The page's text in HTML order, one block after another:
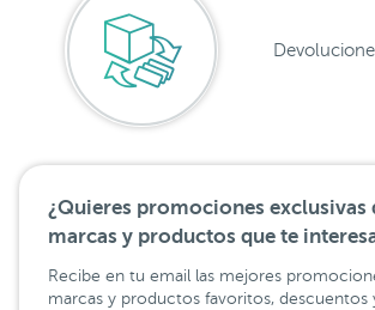
¿Quieres promociones exclusivas
marcas y productos que te
Recibe en tu email las mejores
marcas y productos favoritos, descuentos